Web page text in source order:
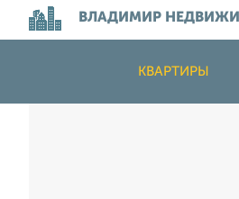
ВЛАДИМИР
КВАРТИРЫ